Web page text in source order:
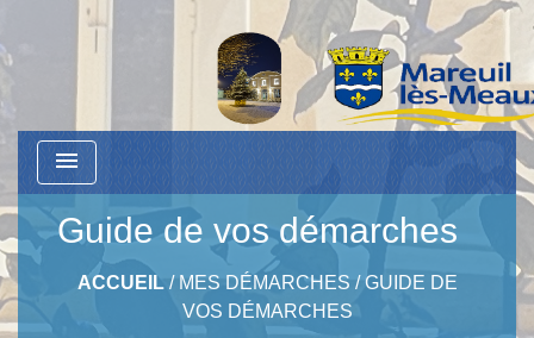
menu
Guide de vos démarches
ACCUEIL/ MES DÉMARCHES /GUIDE DE
VOS DÉMARCHES